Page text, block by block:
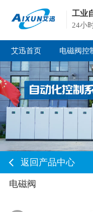
工业
24小
艾迅首页 电磁阀控
返回产品中心
电磁阀